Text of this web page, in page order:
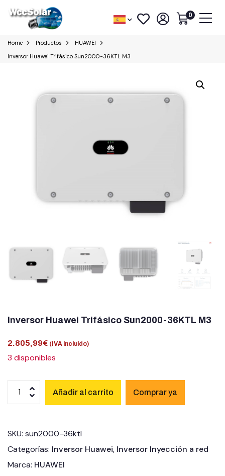
0
Home Productos
HUAWEI
Inversor Huawei Trifásico Sun2000-36KTL M3
Inversor Huawei Trifásico Sun2000-36KTL M3
2.805,99€ (IVA incluido)
3 disponibles
Añadir al carrito
SKU: sun2000-36ktl
Categorías: Inversor Huawei, Inversor Inyección a red
Marca: HUAWEI